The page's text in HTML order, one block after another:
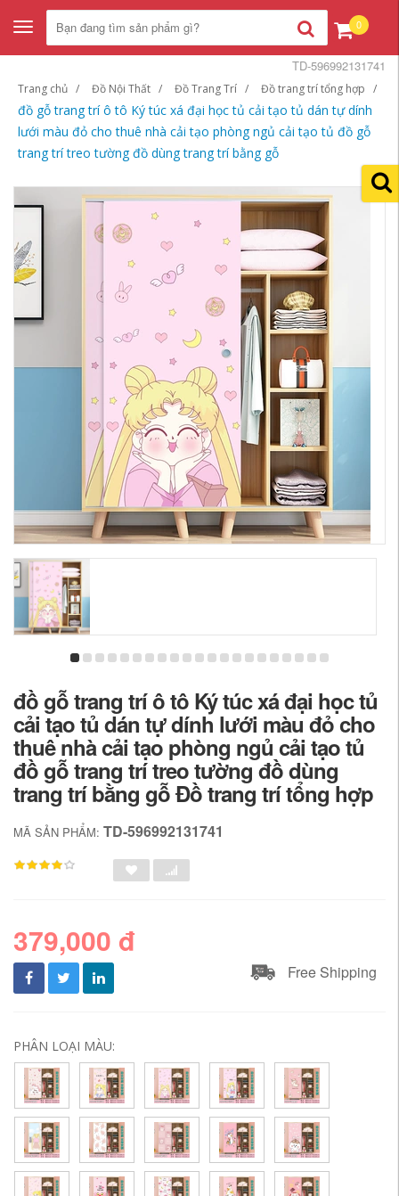
Toggle
navigation
0
Trang chủ Đồ Nội Thất Đồ Trang Trí Đồ trang trí tổng hợp
đồ gỗ trang trí ô tô Ký túc xá đại học tủ cải tạo tủ dán tự dính
lưới màu đỏ cho thuê nhà cải tạo phòng ngủ cải tạo tủ đồ gỗ
trang trí treo tường đồ dùng trang trí bằng gỗ
TD-596992131741
đồ gỗ trang trí ô tô Ký túc xá đại học tủ
cải tạo tủ dán tự dính lưới màu đỏ cho
thuê nhà cải tạo phòng ngủ cải tạo tủ
đồ gỗ trang trí treo tường đồ dùng
trang trí bằng gỗ Đồ trang trí tổng hợp
MÃ SẢN PHẨM: TD-596992131741
379,000 đ
Free Shipping
PHÂN LOẠI MÀU: